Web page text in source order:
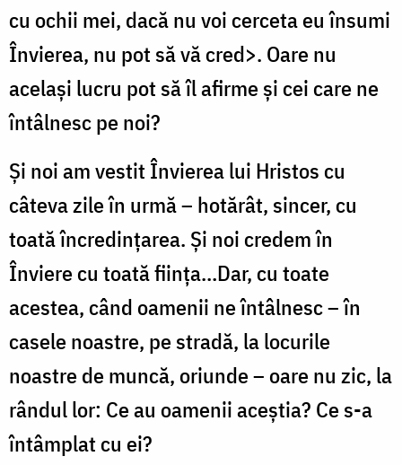
cu ochii mei, dacă nu voi cerceta eu însumi
Învierea, nu pot să vă cred>. Oare nu
același lucru pot să îl afirme și cei care ne
întâlnesc pe noi?
Și noi am vestit Învierea lui Hristos cu
câteva zile în urmă – hotărât, sincer, cu
toată încredințarea. Și noi credem în
Înviere cu toată ființa…Dar, cu toate
acestea, când oamenii ne întâlnesc – în
casele noastre, pe stradă, la locurile
noastre de muncă, oriunde – oare nu zic, la
rândul lor: Ce au oamenii aceștia? Ce s-a
întâmplat cu ei?